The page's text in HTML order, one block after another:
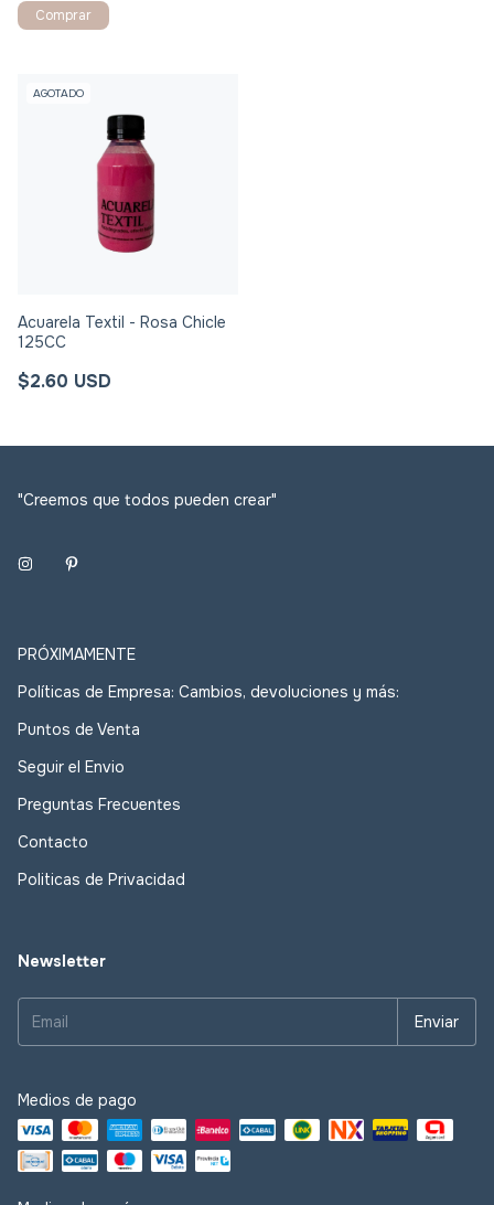
AGOTADO
Acuarela Textil - Rosa Chicle
125CC
$2.60 USD
"Creemos que todos pueden crear"
PRÓXIMAMENTE
Políticas de Empresa: Cambios, devoluciones y más:
Puntos de Venta
Seguir el Envio
Preguntas Frecuentes
Contacto
Politicas de Privacidad
Newsletter
Medios de pago